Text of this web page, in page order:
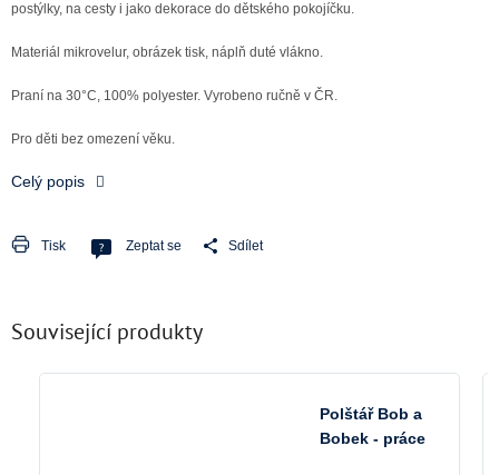
postýlky, na cesty i jako dekorace do dětského pokojíčku.
Materiál mikrovelur, obrázek tisk, náplň duté vlákno.
Praní na 30°C, 100% polyester. Vyrobeno ručně v ČR.
Pro děti bez omezení věku.
Celý popis
Tisk Zeptat se Sdílet
Související produkty
Polštář Bob a
Bobek - práce